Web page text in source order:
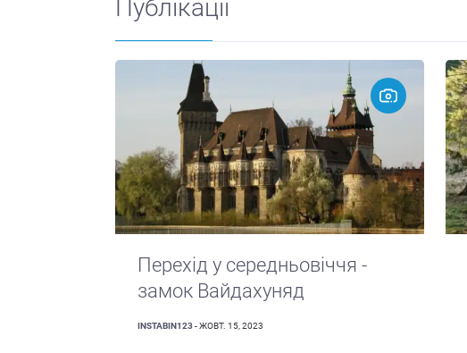
Публікації
Перехід у середньовіччя -
замок Вайдахуняд
INSTABIN123- ЖОВТ. 15, 2023